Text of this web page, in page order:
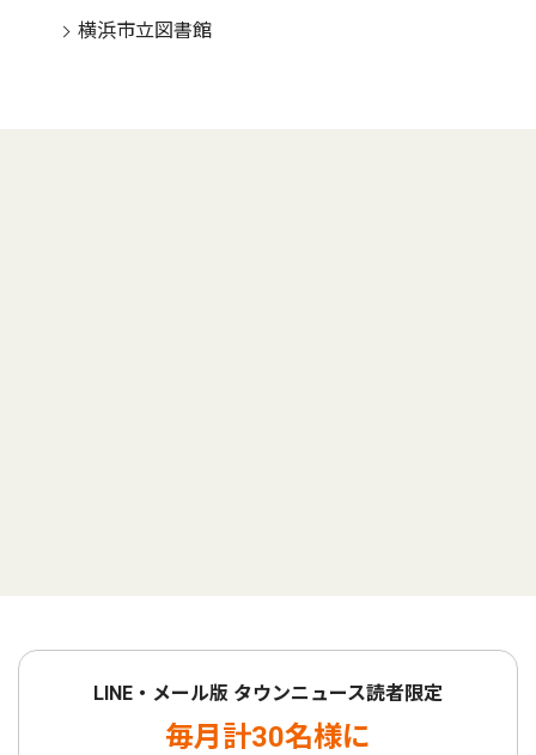
横浜市立図書館
LINE・メール版 タウンニュース読者限定
毎月計30名様に